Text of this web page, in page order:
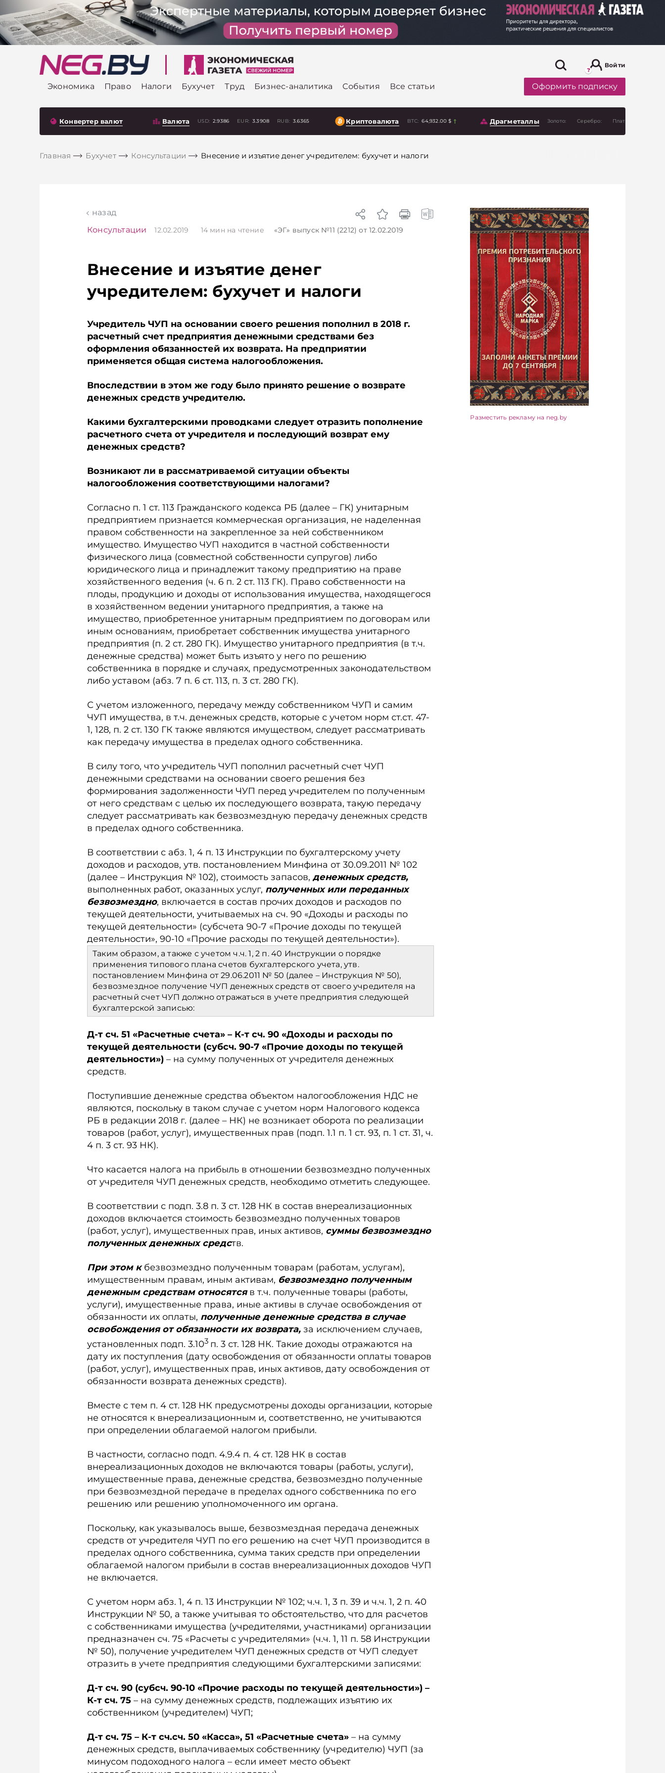
Войти
Экономика Право Налоги Бухучет Труд Бизнес-аналитика События Все статьи Оформить подписку
Конвертер валют Валюта USD: 2.9386 EUR: 3.3908 RUB: 3.6365 Криптовалюта BTC: 64,932.00 $ Драгметаллы Золото: Серебро: Платина:
Главная Бухучет Консультации Внесение и изъятие денег учредителем: бухучет и налоги
назад
Консультации
12.02.2019 14 мин на чтение «ЭГ» выпуск №11 (2212) от 12.02.2019
Внесение и изъятие денег
учредителем: бухучет и налоги
Учредитель ЧУП на основании своего решения пополнил в 2018 г.
расчетный счет предприятия денежными средствами без
оформления обязанностей их возврата. На предприятии
применяется общая система налогообложения.
Впоследствии в этом же году было принято решение о возврате
денежных средств учредителю.
Какими бухгалтерскими проводками следует отразить пополнение
расчетного счета от учредителя и последующий возврат ему
денежных средств?
Возникают ли в рассматриваемой ситуации объекты
налогообложения соответствующими налогами?
Согласно п. 1 ст. 113 Гражданского кодекса РБ (далее – ГК) унитарным
предприятием признается коммерческая организация, не наделенная
правом собственности на закрепленное за ней собственником
имущество. Имущество ЧУП находится в частной собственности
физического лица (совместной собственности супругов) либо
юридического лица и принадлежит такому предприятию на праве
хозяйственного ведения (ч. 6 п. 2 ст. 113 ГК). Право собственности на
плоды, продукцию и доходы от использования имущества, находящегося
в хозяйственном ведении унитарного предприятия, а также на
имущество, приобретенное унитарным предприятием по договорам или
иным основаниям, приобретает собственник имущества унитарного
предприятия (п. 2 ст. 280 ГК). Имущество унитарного предприятия (в т.ч.
денежные средства) может быть изъято у него по решению
собственника в порядке и случаях, предусмотренных законодательством
либо уставом (абз. 7 п. 6 ст. 113, п. 3 ст. 280 ГК).
С учетом изложенного, передачу между соб­ственником ЧУП и самим
ЧУП имущества, в т.ч. денежных средств, которые с учетом норм ст.ст. 47-
1, 128, п. 2 ст. 130 ГК также являются имуществом, следует рассматривать
как передачу имущества в пределах одного собственника.
В силу того, что учредитель ЧУП пополнил расчетный счет ЧУП
денежными средствами на основании своего решения без
формирования задолженности ЧУП перед учредителем по полученным
от него средствам с целью их последующего возврата, такую передачу
следует рассматривать как безвозмездную передачу денежных средств
в пределах одного собственника.
В соответствии с абз. 1, 4 п. 13 Инструкции по бухгалтерскому учету
доходов и расходов, утв. постановлением Минфина от 30.09.2011 № 102
(далее – Инструкция № 102), стоимость запасов, денежных средств,
выполненных работ, оказанных услуг, полученных или переданных
безвозмезд­но, включается в состав прочих доходов и расходов по
текущей деятельности, учитываемых на сч. 90 «Доходы и расходы по
текущей деятельности» (субсчета 90-7 «Прочие доходы по текущей
деятельности», 90-10 «Прочие расходы по текущей деятельности»).
Таким образом, а также с учетом ч.ч. 1, 2 п. 40 Инструкции о порядке
применения типового плана счетов бухгалтерского учета, утв.
постановлением Минфина от 29.06.2011 № 50 (далее – Инструкция № 50),
безвозмездное получение ЧУП денежных средств от своего учредителя на
расчетный счет ЧУП должно отражаться в учете предприятия следующей
бухгалтерской записью:
Д-т сч. 51 «Расчетные счета» – К-т сч. 90 «Доходы и расходы по
текущей деятельности (субсч. 90-7 «Прочие доходы по текущей
деятельности») – на сумму полученных от учредителя денежных
средств.
Поступившие денежные средства объектом налогообложения НДС не
являются, поскольку в таком случае с учетом норм Налогового кодекса
РБ в редакции 2018 г. (далее – НК) не возникает оборота по реализации
товаров (работ, услуг), имущест­венных прав (подп. 1.1 п. 1 ст. 93, п. 1 ст. 31, ч.
4 п. 3 ст. 93 НК).
Что касается налога на прибыль в отношении безвозмездно полученных
от учредителя ЧУП денежных средств, необходимо отметить следующее.
В соответствии с подп. 3.8 п. 3 ст. 128 НК в со­став внереализационных
доходов включается стоимость безвозмездно полученных товаров
(работ, услуг), имущественных прав, иных активов, сум­мы безвозмездно
полученных денежных средств.
При этом кбезвозмездно полученным товарам (работам, услугам),
имущественным правам, иным активам, безвозмездно полученным
денежным средствам относятсяв т.ч. полученные товары (работы,
услуги), имущественные права, иные активы в случае освобождения от
обязанности их оплаты, полученные денежные средства в случае
освобождения от обязанности их возврата, за исключением случаев,
установленных подп. 3.103 п. 3 ст. 128 НК. Такие доходы отражаются на
дату их поступления (дату освобождения от обязанности оплаты товаров
(работ, услуг), имущественных прав, иных активов, дату освобождения от
обязанности возврата денежных средств).
Вместе с тем п. 4 ст. 128 НК предусмотрены доходы организации, которые
не относятся к внереализационным и, соответственно, не учитываются
при определении облагаемой налогом прибыли.
В частности, согласно подп. 4.9.4 п. 4 ст. 128 НК в состав
внереализационных доходов не включаются товары (работы, услуги),
имущественные права, денежные средства, безвозмездно полученные
при безвозмездной передаче в пределах одного собственника по его
решению или решению уполномоченного им органа.
Поскольку, как указывалось выше, безвозмезд­ная передача денежных
средств от учредителя ЧУП по его решению на счет ЧУП производится в
пределах одного собственника, сумма таких средств при определении
облагаемой налогом прибыли в состав внереализационных доходов ЧУП
не включается.
С учетом норм абз. 1, 4 п. 13 Инструкции № 102; ч.ч. 1, 3 п. 39 и ч.ч. 1, 2 п. 40
Инструкции № 50, а также учитывая то обстоятельство, что для расчетов
с собственниками имущества (учредителями, участниками) организации
предназначен сч. 75 «Расчеты с учредителями» (ч.ч. 1, 11 п. 58 Инструкции
№ 50), получение учредителем ЧУП денежных средств от ЧУП следует
отразить в учете предприятия следующими бухгалтерскими записями:
Д-т сч. 90 (субсч. 90-10 «Прочие расходы по текущей деятельности») –
К-т сч. 75 – на сумму денежных средств, подлежащих изъятию их
собственником (учредителем) ЧУП;
Д-т сч. 75 – К-т сч.сч. 50 «Касса», 51 «Расчетные счета» – на сумму
денежных средств, выплачиваемых собственнику (учредителю) ЧУП (за
минусом подоходного налога – если имеет место объект
Разместить рекламу на neg.by